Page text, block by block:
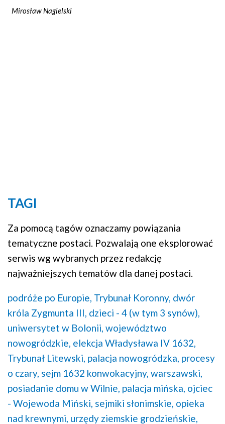
Mirosław Nagielski
TAGI
Za pomocą tagów oznaczamy powiązania
tematyczne postaci. Pozwalają one eksplorować
serwis wg wybranych przez redakcję
najważniejszych tematów dla danej postaci.
podróże po Europie, Trybunał Koronny, dwór
króla Zygmunta III, dzieci - 4 (w tym 3 synów),
uniwersytet w Bolonii, województwo
nowogródzkie, elekcja Władysława IV 1632,
Trybunał Litewski, palacja nowogródzka, procesy
o czary, sejm 1632 konwokacyjny, warszawski,
posiadanie domu w Wilnie, palacja mińska, ojciec
- Wojewoda Miński, sejmiki słonimskie, opieka
nad krewnymi, urzędy ziemskie grodzieńskie,